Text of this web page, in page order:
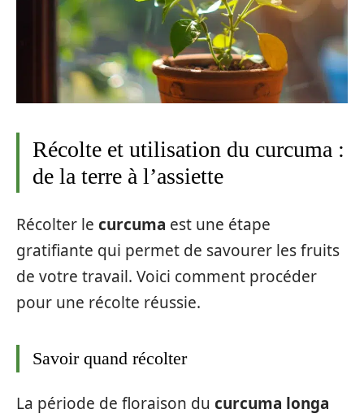
Récolte et utilisation du curcuma :
de la terre à l’assiette
Récolter le curcuma est une étape
gratifiante qui permet de savourer les fruits
de votre travail. Voici comment procéder
pour une récolte réussie.
Savoir quand récolter
La période de floraison du curcuma longa